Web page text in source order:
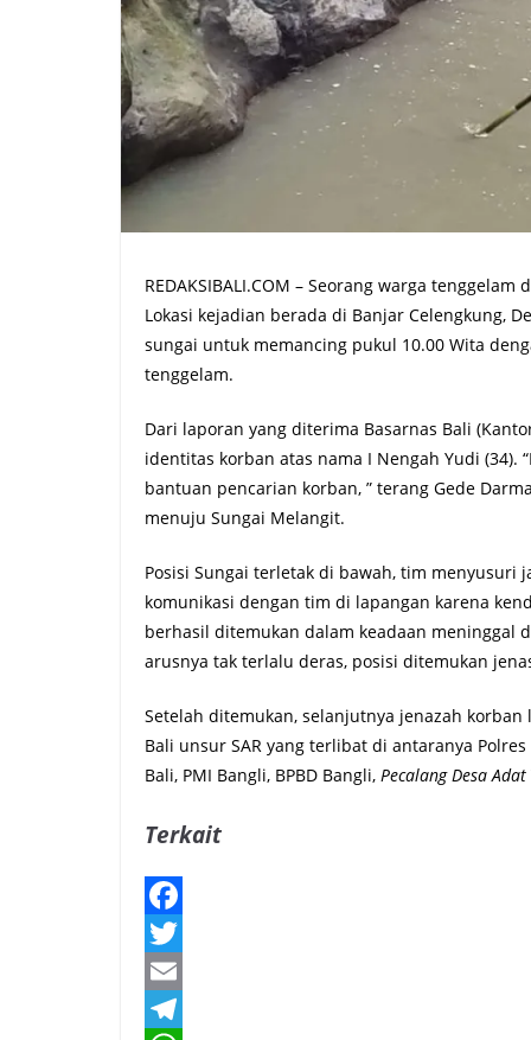
REDAKSIBALI.COM – Seorang warga
Lokasi kejadian berada di Banjar Celengkung,
sungai untuk memancing pukul 10.00 Wita
tenggelam.
Dari laporan yang diterima Basarnas Bali
identitas korban atas nama I Nengah Yudi
bantuan pencarian korban, ” terang Gede
menuju Sungai Melangit.
Posisi Sungai terletak di bawah, tim menyusuri
komunikasi dengan tim di lapangan karena
berhasil ditemukan dalam keadaan meninggal
arusnya tak terlalu deras, posisi ditemukan
Setelah ditemukan, selanjutnya jenazah
Bali unsur SAR yang terlibat di antaranya
Bali, PMI Bangli, BPBD Bangli, Pecalang Desa Adat
Terkait
F
a
c
T
w
E